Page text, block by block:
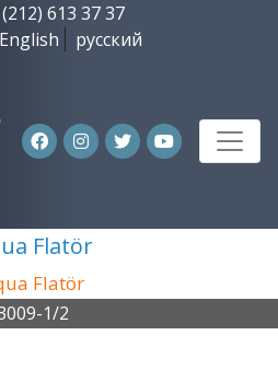
613 37 37
English русский
Flatör
Flatör
1/2